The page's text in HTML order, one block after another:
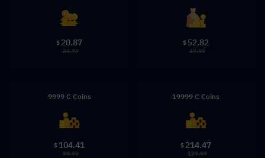
$ 20.87
24.99
$ 52.82
49.99
9999 C Coins
$ 104.41
99.99
19999 C Coins
$ 214.47
199.99